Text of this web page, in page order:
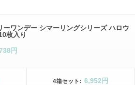
ーワンデー シマーリングシリーズ ハロウ
枚入り
円
4箱セット : 6,952円